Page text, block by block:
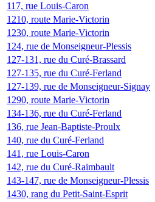
117, rue Louis-Caron
1210, route Marie-Victorin
1230, route Marie-Victorin
124, rue de Monseigneur-Plessis
127-131, rue du Curé-Brassard
127-135, rue du Curé-Ferland
127-139, rue de Monseigneur-Signay
1290, route Marie-Victorin
134-136, rue du Curé-Ferland
136, rue Jean-Baptiste-Proulx
140, rue du Curé-Ferland
141, rue Louis-Caron
142, rue du Curé-Raimbault
143-147, rue de Monseigneur-Plessis
1430, rang du Petit-Saint-Esprit